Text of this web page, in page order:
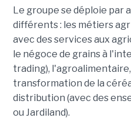
Le groupe se déploie par
différents : les métiers
avec des services aux
le négoce de grains à
trading),
transformation de la
distribution (avec des
ou Jardiland).